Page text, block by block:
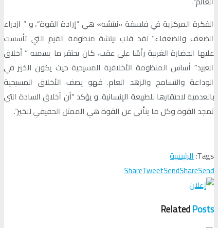
الفكرة المركزية في فلسفة «نيتشه» هي “إرادة القوة”، و ” ازدراء
الضعف والضعفاء” لقد قلب نيتشة منظومة القيم التي تأسست
عليها الحضارة الغربية رأسًا على عقب، كان يحتقر ما يسميه ” أخلاق
العبيد” أساس المنظومة الأخلاقية المسيحية حيث يكون الخير في
الوداعة والتسامح والزهد العام. فهو يصف الأخلاق المسيحية
بالعدمية لاحتقارها للطبيعة الإنسانية. و يؤكد “أن أخلاق السادة التي
تمجد القوة وكل ما يتأتى عن القوة هي الممثل الحقيقي للخير”.
Tags: الرئيسية
ShareTweetSendShareSend
RelatedPosts